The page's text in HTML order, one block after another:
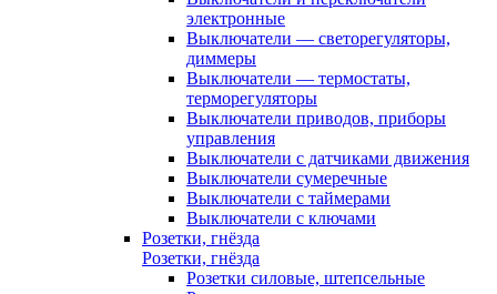
электронные
Выключатели — светорегуляторы,
диммеры
Выключатели — термостаты,
терморегуляторы
Выключатели приводов, приборы
управления
Выключатели с датчиками движения
Выключатели сумеречные
Выключатели с таймерами
Выключатели с ключами
Розетки, гнёзда
Розетки, гнёзда
Розетки силовые, штепсельные